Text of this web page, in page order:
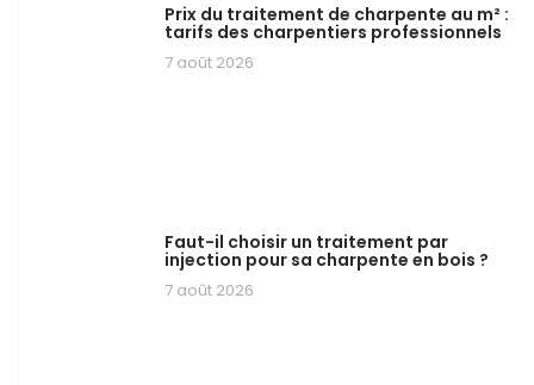
Prix du traitement de charpente au m² :
tarifs des charpentiers professionnels
7 août 2026
Faut-il choisir un traitement par
injection pour sa charpente en bois ?
7 août 2026